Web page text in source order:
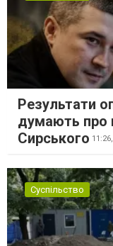
Результати
думають про
Сирського 11:26,
Суспільство